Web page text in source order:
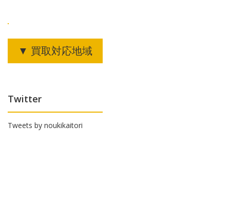
▼ 買取対応地域
Twitter
Tweets by noukikaitori